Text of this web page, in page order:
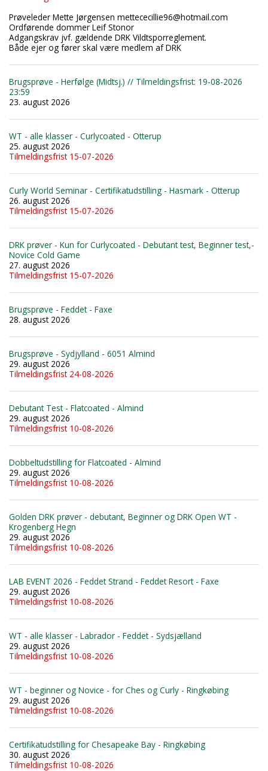
Prøveleder Mette Jørgensen mettececillie96@hotmail.com
Ordførende dommer Leif Stonor
Adgangskrav jvf. gældende DRK Vildtsporreglement.
Både ejer og fører skal være medlem af DRK
Brugsprøve - Herfølge (Midtsj.) // Tilmeldingsfrist: 19-08-2026
23:59
23. august 2026
WT - alle klasser - Curlycoated - Otterup
25. august 2026
Tilmeldingsfrist 15-07-2026
Curly World Seminar - Certifikatudstilling - Hasmark - Otterup
26. august 2026
Tilmeldingsfrist 15-07-2026
DRK prøver - Kun for Curlycoated - Debutant test, Beginner test,-
Novice Cold Game
27. august 2026
Tilmeldingsfrist 15-07-2026
Brugsprøve - Feddet - Faxe
28. august 2026
Brugsprøve - Sydjylland - 6051 Almind
29. august 2026
Tilmeldingsfrist 24-08-2026
Debutant Test - Flatcoated - Almind
29. august 2026
Tilmeldingsfrist 10-08-2026
Dobbeltudstilling for Flatcoated - Almind
29. august 2026
Tilmeldingsfrist 10-08-2026
Golden DRK prøver - debutant, Beginner og DRK Open WT -
Krogenberg Hegn
29. august 2026
Tilmeldingsfrist 10-08-2026
LAB EVENT 2026 - Feddet Strand - Feddet Resort - Faxe
29. august 2026
Tilmeldingsfrist 10-08-2026
WT - alle klasser - Labrador - Feddet - Sydsjælland
29. august 2026
Tilmeldingsfrist 10-08-2026
WT - beginner og Novice - for Ches og Curly - Ringkøbing
29. august 2026
Tilmeldingsfrist 10-08-2026
Certifikatudstilling for Chesapeake Bay - Ringkøbing
30. august 2026
Tilmeldingsfrist 10-08-2026